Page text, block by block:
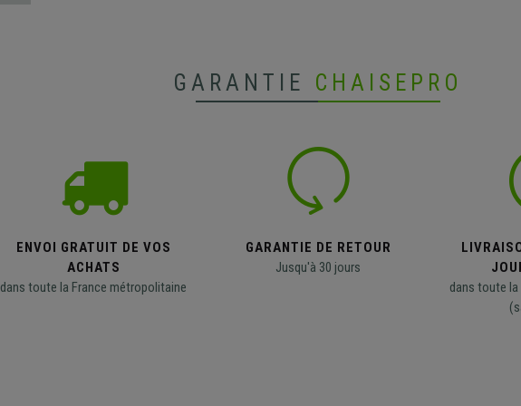
GARANTIE CHAISEPRO
ENVOI GRATUIT DE VOS
ACHATS
dans toute la France métropolitaine
GARANTIE DE RETOUR
Jusqu'à 30 jours
dans toute